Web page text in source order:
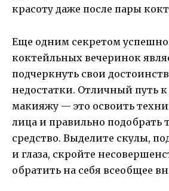
красоту даже после пары
Еще одним секретом
коктейльных вечеринок
подчеркнуть свои
недостатки. Отличный путь
макияжу — это освоить
лица и правильно подобрать
средство. Выделите скулы,
и глаза, скройте
обратить на себя всеобщее